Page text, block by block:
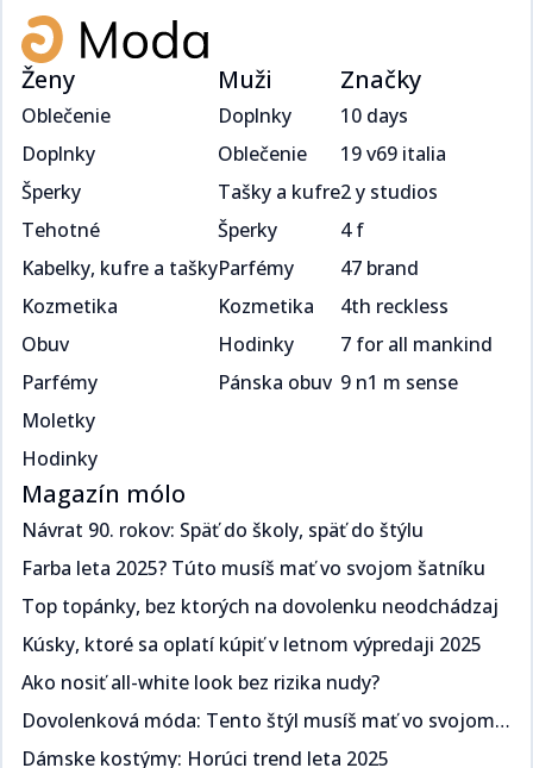
Ženy
Oblečenie
Doplnky
Šperky
Tehotné
Kabelky, kufre a tašky
Kozmetika
Obuv
Parfémy
Moletky
Hodinky
Muži
Doplnky
Oblečenie
Tašky a kufre
Šperky
Parfémy
Kozmetika
Hodinky
Pánska obuv
Značky
10 days
19 v69 italia
2 y studios
4 f
47 brand
4th reckless
7 for all mankind
9 n1 m sense
Magazín mólo
Návrat 90. rokov: Späť do školy, späť do štýlu​​​​‌ ‍ ​‍​‍‌‍ ‌ ​‍‌‍‍‌‌‍‌ ‌‍‍‌‌‍ ‍​‍​‍​ ‍‍​‍​‍‌ ​ ‌‍​‌‌‍ ‍‌‍‍‌‌ ‌​‌ ‍‌​‍ ‍‌‍‍‌‌‍ ​‍​‍​‍ ​​‍​‍‌‍‍​‌ ​‍‌‍‌‌‌‍‌‍​‍​‍​ ‍‍​‍​‍‌‍‍​‌ ‌​‌ ‌​‌ ​​​ ‍‍​‍ ​‍ ‌‍ ​‌‍ ‌‍​ ‌‍​‌‌‍ ​‌‍‍​‌‍ ‌ ​ ‌ ‌​​ ‍‍​ ​ ​ ​​​ ​​​ ​​​‍ ‌ ​ ‌ ‌​‌ ‌‌‌‍‌​‌‍‍‌‌‍ ​‍ ‌‍‍‌‌‍ ‍‌ ‌​‌‍‌‌‌‍ ‍‌ ‌​​‍ ‌‍‌‌‌‍‌​‌‍‍‌‌ ‌​​‍ ‌‍ ‌‌‍ ‌‍‌​‌‍‌‌​ ‌‌ ​​‌ ​‍‌‍‌‌‌ ​ ‌‍‌‌‌‍ ‍‌ ‌​‌‍​‌‌ ‌​‌‍‍‌‌‍ ‌‍ ‍​ ‍ ‌‍‍‌‌‍‌​​ ‌​ ​‍‌‍​ ‌‍​ ‌‍‌​​ ‍​​ ‍​​ ‌‌​ ​‌​‍ ‌​ ‍​​ ​ ‌‍​‌​ ​‌​‍ ‌​ ‌​‌‍‌​​ ​‌​ ​‍​‍ ‌‌‍​‌‌‍​‌​ ​​​ ​​​‍ ‌​ ‍‌​ ‌ ​ ​‌‌‍​ ​ ​‌​ ​‌‌‍​‍‌‍‌​​ ​‍‌‍‌​‌‍‌‍​ ‌ ​ ‍ ‌ ‌​‌ ‍‌‌ ​​‌‍‌‌​ ‌‌ ​​‌‍ ‌ ​ ‌ ‌​​ ‍ ‌ ​​‌‍​‌‌ ‌​‌‍‍​​ ‌‌ ‌​‌‍‍‌‌ ‌​‌‍ ​‌‍‌‌​ ‌‍​‍‌‍​‌‌ ​ ‌‍‌‌‌‌‌‌‌ ​‍‌‍ ​​ ‌‌‍‍​‌ ‌​‌ ‌​‌ ​​​‍‌‌​ ​ ‌​​‌​‍‌‌​ ​‍‌​‌‍​‍‌‌​ ​‍‌​‌‍‌‍ ​‌‍ ‌‍​ ‌‍​‌‌‍ ​‌‍‍​‌‍ ‌ ​ ‌ ‌​​‍‌‌​ ​ ‌​​‌​ ​ ​ ​​​ ​​​ ​​​‍‌‌​ ​‍‌​‌‍‌ ​ ‌ ‌​‌ ‌‌‌‍‌​‌‍‍‌‌‍ ​‍‌‍‌‍‍‌‌‍‌​​ ‌​ ​‍‌‍​ ‌‍​ ‌‍‌​​ ‍​​ ‍​​ ‌‌​ ​‌​‍ ‌​ ‍​​ ​ ‌‍​‌​ ​‌​‍ ‌​ ‌​‌‍‌​​ ​‌​ ​‍​‍ ‌‌‍​‌‌‍​‌​ ​​​ ​​​‍ ‌​ ‍‌​ ‌ ​ ​‌‌‍​ ​ ​‌​ ​‌‌‍​‍‌‍‌​​ ​‍‌‍‌​‌‍‌‍​ ‌ ​‍‌‍‌ ‌​‌ ‍‌‌ ​​‌‍‌‌​ ‌‌ ​​‌‍ ‌ ​ ‌ ‌​​‍‌‍‌ ​​‌‍​‌‌ ‌​‌‍‍​​ ‌‌ ‌​‌‍‍‌‌ ‌​‌‍ ​‌‍‌‌​‍‌‍‌ ​​‌‍‌‌‌ ​‍‌ ​ ‌ ​​‌‍‌‌‌‍​ ‌ ‌​‌‍‍‌‌ ‌‍‌‍‌‌​ ‌‌ ​​‌ ‌‌‌‍​‍‌‍ ​‌‍‍‌‌ ​ ‌‍‍​‌‍‌‌‌‍‌​​‍​‍‌ ‌
Farba leta 2025? Túto musíš mať vo svojom šatníku ​​​​‌ ‍ ​‍​‍‌‍ ‌ ​‍‌‍‍‌‌‍‌ ‌‍‍‌‌‍ ‍​‍​‍​ ‍‍​‍​‍‌ ​ ‌‍​‌‌‍ ‍‌‍‍‌‌ ‌​‌ ‍‌​‍ ‍‌‍‍‌‌‍ ​‍​‍​‍ ​​‍​‍‌‍‍​‌ ​‍‌‍‌‌‌‍‌‍​‍​‍​ ‍‍​‍​‍‌‍‍​‌ ‌​‌ ‌​‌ ​​​ ‍‍​‍ ​‍ ‌‍ ​‌‍ ‌‍​ ‌‍​‌‌‍ ​‌‍‍​‌‍ ‌ ​ ‌ ‌​​ ‍‍​ ​ ​ ​​​ ​​​ ​​​‍ ‌ ​ ‌ ‌​‌ ‌‌‌‍‌​‌‍‍‌‌‍ ​‍ ‌‍‍‌‌‍ ‍‌ ‌​‌‍‌‌‌‍ ‍‌ ‌​​‍ ‌‍‌‌‌‍‌​‌‍‍‌‌ ‌​​‍ ‌‍ ‌‌‍ ‌‍‌​‌‍‌‌​ ‌‌ ​​‌ ​‍‌‍‌‌‌ ​ ‌‍‌‌‌‍ ‍‌ ‌​‌‍​‌‌ ‌​‌‍‍‌‌‍ ‌‍ ‍​ ‍ ‌‍‍‌‌‍‌​​ ‌​ ​‌‌‍​‌​ ‌​​ ‌‍​ ​​‌‍​‌​ ​‍‌‍​‍​‍ ‌​ ‍​‌‍​‍‌‍​‍‌‍‌‍​‍ ‌​ ‌​‌‍‌‍​ ​​​ ​‍​‍ ‌‌‍​‌‌‍​‍​ ‌ ‌‍‌‍​‍ ‌‌‍‌‍​ ‍‌‌‍​ ‌‍​‍​ ‍‌​ ‍‌‌‍‌‌​ ​​‌‍‌‍​ ​ ‌‍‌​​ ​‍​ ‍ ‌ ‌​‌ ‍‌‌ ​​‌‍‌‌​ ‌‌ ​​‌‍ ‌ ​ ‌ ‌​​ ‍ ‌ ​​‌‍​‌‌ ‌​‌‍‍​​ ‌‌ ‌​‌‍‍‌‌ ‌​‌‍ ​‌‍‌‌​ ‌‍​‍‌‍​‌‌ ​ ‌‍‌‌‌‌‌‌‌ ​‍‌‍ ​​ ‌‌‍‍​‌ ‌​‌ ‌​‌ ​​​‍‌‌​ ​ ‌​​‌​‍‌‌​ ​‍‌​‌‍​‍‌‌​ ​‍‌​‌‍‌‍ ​‌‍ ‌‍​ ‌‍​‌‌‍ ​‌‍‍​‌‍ ‌ ​ ‌ ‌​​‍‌‌​ ​ ‌​​‌​ ​ ​ ​​​ ​​​ ​​​‍‌‌​ ​‍‌​‌‍‌ ​ ‌ ‌​‌ ‌‌‌‍‌​‌‍‍‌‌‍ ​‍‌‍‌‍‍‌‌‍‌​​ ‌​ ​‌‌‍​‌​ ‌​​ ‌‍​ ​​‌‍​‌​ ​‍‌‍​‍​‍ ‌​ ‍​‌‍​‍‌‍​‍‌‍‌‍​‍ ‌​ ‌​‌‍‌‍​ ​​​ ​‍​‍ ‌‌‍​‌‌‍​‍​ ‌ ‌‍‌‍​‍ ‌‌‍‌‍​ ‍‌‌‍​ ‌‍​‍​ ‍‌​ ‍‌‌‍‌‌​ ​​‌‍‌‍​ ​ ‌‍‌​​ ​‍​‍‌‍‌ ‌​‌ ‍‌‌ ​​‌‍‌‌​ ‌‌ ​​‌‍ ‌ ​ ‌ ‌​​‍‌‍‌ ​​‌‍​‌‌ ‌​‌‍‍​​ ‌‌ ‌​‌‍‍‌‌ ‌​‌‍ ​‌‍‌‌​‍‌‍‌ ​​‌‍‌‌‌ ​‍‌ ​ ‌ ​​‌‍‌‌‌‍​ ‌ ‌​‌‍‍‌‌ ‌‍‌‍‌‌​ ‌‌ ​​‌ ‌‌‌‍​‍‌‍ ​‌‍‍‌‌ ​ ‌‍‍​‌‍‌‌‌‍‌​​‍​‍‌ ‌
Top topánky, bez ktorých na dovolenku neodchádzaj​​​​‌ ‍ ​‍​‍‌‍ ‌ ​‍‌‍‍‌‌‍‌ ‌‍‍‌‌‍ ‍​‍​‍​ ‍‍​‍​‍‌ ​ ‌‍​‌‌‍ ‍‌‍‍‌‌ ‌​‌ ‍‌​‍ ‍‌‍‍‌‌‍ ​‍​‍​‍ ​​‍​‍‌‍‍​‌ ​‍‌‍‌‌‌‍‌‍​‍​‍​ ‍‍​‍​‍‌‍‍​‌ ‌​‌ ‌​‌ ​​​ ‍‍​‍ ​‍ ‌‍ ​‌‍ ‌‍​ ‌‍​‌‌‍ ​‌‍‍​‌‍ ‌ ​ ‌ ‌​​ ‍‍​ ​ ​ ​​​ ​​​ ​​​‍ ‌ ​ ‌ ‌​‌ ‌‌‌‍‌​‌‍‍‌‌‍ ​‍ ‌‍‍‌‌‍ ‍‌ ‌​‌‍‌‌‌‍ ‍‌ ‌​​‍ ‌‍‌‌‌‍‌​‌‍‍‌‌ ‌​​‍ ‌‍ ‌‌‍ ‌‍‌​‌‍‌‌​ ‌‌ ​​‌ ​‍‌‍‌‌‌ ​ ‌‍‌‌‌‍ ‍‌ ‌​‌‍​‌‌ ‌​‌‍‍‌‌‍ ‌‍ ‍​ ‍ ‌‍‍‌‌‍‌​​ ‌​ ​‌​ ‍‌​ ​‍‌‍​ ​ ‌ ​ ​‌​ ‌‌​ ​‍​‍ ‌‌‍​‌‌‍​‌​ ‍​‌‍​‍​‍ ‌​ ‌​​ ‌‌​ ‍‌‌‍‌‍​‍ ‌‌‍​‌​ ‍​​ ‌ ​ ‍​​‍ ‌​ ‍‌​ ‌ ​ ​​​ ‍‌‌‍​ ​ ‍​​ ‍‌​ ​‍​ ​​‌‍‌‍‌‍​‍‌‍‌‌​ ‍ ‌ ‌​‌ ‍‌‌ ​​‌‍‌‌​ ‌‌ ​​‌‍ ‌ ​ ‌ ‌​​ ‍ ‌ ​​‌‍​‌‌ ‌​‌‍‍​​ ‌‌ ‌​‌‍‍‌‌ ‌​‌‍ ​‌‍‌‌​ ‌‍​‍‌‍​‌‌ ​ ‌‍‌‌‌‌‌‌‌ ​‍‌‍ ​​ ‌‌‍‍​‌ ‌​‌ ‌​‌ ​​​‍‌‌​ ​ ‌​​‌​‍‌‌​ ​‍‌​‌‍​‍‌‌​ ​‍‌​‌‍‌‍ ​‌‍ ‌‍​ ‌‍​‌‌‍ ​‌‍‍​‌‍ ‌ ​ ‌ ‌​​‍‌‌​ ​ ‌​​‌​ ​ ​ ​​​ ​​​ ​​​‍‌‌​ ​‍‌​‌‍‌ ​ ‌ ‌​‌ ‌‌‌‍‌​‌‍‍‌‌‍ ​‍‌‍‌‍‍‌‌‍‌​​ ‌​ ​‌​ ‍‌​ ​‍‌‍​ ​ ‌ ​ ​‌​ ‌‌​ ​‍​‍ ‌‌‍​‌‌‍​‌​ ‍​‌‍​‍​‍ ‌​ ‌​​ ‌‌​ ‍‌‌‍‌‍​‍ ‌‌‍​‌​ ‍​​ ‌ ​ ‍​​‍ ‌​ ‍‌​ ‌ ​ ​​​ ‍‌‌‍​ ​ ‍​​ ‍‌​ ​‍​ ​​‌‍‌‍‌‍​‍‌‍‌‌​‍‌‍‌ ‌​‌ ‍‌‌ ​​‌‍‌‌​ ‌‌ ​​‌‍ ‌ ​ ‌ ‌​​‍‌‍‌ ​​‌‍​‌‌ ‌​‌‍‍​​ ‌‌ ‌​‌‍‍‌‌ ‌​‌‍ ​‌‍‌‌​‍‌‍‌ ​​‌‍‌‌‌ ​‍‌ ​ ‌ ​​‌‍‌‌‌‍​ ‌ ‌​‌‍‍‌‌ ‌‍‌‍‌‌​ ‌‌ ​​‌ ‌‌‌‍​‍‌‍ ​‌‍‍‌‌ ​ ‌‍‍​‌‍‌‌‌‍‌​​‍​‍‌ ‌
Kúsky, ktoré sa oplatí kúpiť v letnom výpredaji 2025​​​​‌ ‍ ​‍​‍‌‍ ‌ ​‍‌‍‍‌‌‍‌ ‌‍‍‌‌‍ ‍​‍​‍​ ‍‍​‍​‍‌ ​ ‌‍​‌‌‍ ‍‌‍‍‌‌ ‌​‌ ‍‌​‍ ‍‌‍‍‌‌‍ ​‍​‍​‍ ​​‍​‍‌‍‍​‌ ​‍‌‍‌‌‌‍‌‍​‍​‍​ ‍‍​‍​‍‌‍‍​‌ ‌​‌ ‌​‌ ​​​ ‍‍​‍ ​‍ ‌‍ ​‌‍ ‌‍​ ‌‍​‌‌‍ ​‌‍‍​‌‍ ‌ ​ ‌ ‌​​ ‍‍​ ​ ​ ​​​ ​​​ ​​​‍ ‌ ​ ‌ ‌​‌ ‌‌‌‍‌​‌‍‍‌‌‍ ​‍ ‌‍‍‌‌‍ ‍‌ ‌​‌‍‌‌‌‍ ‍‌ ‌​​‍ ‌‍‌‌‌‍‌​‌‍‍‌‌ ‌​​‍ ‌‍ ‌‌‍ ‌‍‌​‌‍‌‌​ ‌‌ ​​‌ ​‍‌‍‌‌‌ ​ ‌‍‌‌‌‍ ‍‌ ‌​‌‍​‌‌ ‌​‌‍‍‌‌‍ ‌‍ ‍​ ‍ ‌‍‍‌‌‍‌​​ ‌‌‍​‌‌‍​‍​ ​ ​ ‌​‌‍‌​‌‍‌‌​ ​ ‌‍‌​​‍ ‌​ ‍‌​ ​‌​ ‍‌​ ​‍​‍ ‌​ ‌​‌‍​‌​ ​‌​ ‍​​‍ ‌‌‍​‌​ ‌‌​ ‍​‌‍‌‌​‍ ‌‌‍‌‍​ ‌‌‌‍​‌‌‍​‌​ ​‌‌‍​ ​ ‍‌​ ‌ ‌‍‌​‌‍​‌​ ​​‌‍​ ​ ‍ ‌ ‌​‌ ‍‌‌ ​​‌‍‌‌​ ‌‌ ​​‌‍ ‌ ​ ‌ ‌​​ ‍ ‌ ​​‌‍​‌‌ ‌​‌‍‍​​ ‌‌ ‌​‌‍‍‌‌ ‌​‌‍ ​‌‍‌‌​ ‌‍​‍‌‍​‌‌ ​ ‌‍‌‌‌‌‌‌‌ ​‍‌‍ ​​ ‌‌‍‍​‌ ‌​‌ ‌​‌ ​​​‍‌‌​ ​ ‌​​‌​‍‌‌​ ​‍‌​‌‍​‍‌‌​ ​‍‌​‌‍‌‍ ​‌‍ ‌‍​ ‌‍​‌‌‍ ​‌‍‍​‌‍ ‌ ​ ‌ ‌​​‍‌‌​ ​ ‌​​‌​ ​ ​ ​​​ ​​​ ​​​‍‌‌​ ​‍‌​‌‍‌ ​ ‌ ‌​‌ ‌‌‌‍‌​‌‍‍‌‌‍ ​‍‌‍‌‍‍‌‌‍‌​​ ‌‌‍​‌‌‍​‍​ ​ ​ ‌​‌‍‌​‌‍‌‌​ ​ ‌‍‌​​‍ ‌​ ‍‌​ ​‌​ ‍‌​ ​‍​‍ ‌​ ‌​‌‍​‌​ ​‌​ ‍​​‍ ‌‌‍​‌​ ‌‌​ ‍​‌‍‌‌​‍ ‌‌‍‌‍​ ‌‌‌‍​‌‌‍​‌​ ​‌‌‍​ ​ ‍‌​ ‌ ‌‍‌​‌‍​‌​ ​​‌‍​ ​‍‌‍‌ ‌​‌ ‍‌‌ ​​‌‍‌‌​ ‌‌ ​​‌‍ ‌ ​ ‌ ‌​​‍‌‍‌ ​​‌‍​‌‌ ‌​‌‍‍​​ ‌‌ ‌​‌‍‍‌‌ ‌​‌‍ ​‌‍‌‌​‍‌‍‌ ​​‌‍‌‌‌ ​‍‌ ​ ‌ ​​‌‍‌‌‌‍​ ‌ ‌​‌‍‍‌‌ ‌‍‌‍‌‌​ ‌‌ ​​‌ ‌‌‌‍​‍‌‍ ​‌‍‍‌‌ ​ ‌‍‍​‌‍‌‌‌‍‌​​‍​‍‌ ‌
Ako nosiť all-white look bez rizika nudy?​​​​‌ ‍ ​‍​‍‌‍ ‌ ​‍‌‍‍‌‌‍‌ ‌‍‍‌‌‍ ‍​‍​‍​ ‍‍​‍​‍‌ ​ ‌‍​‌‌‍ ‍‌‍‍‌‌ ‌​‌ ‍‌​‍ ‍‌‍‍‌‌‍ ​‍​‍​‍ ​​‍​‍‌‍‍​‌ ​‍‌‍‌‌‌‍‌‍​‍​‍​ ‍‍​‍​‍‌‍‍​‌ ‌​‌ ‌​‌ ​​​ ‍‍​‍ ​‍ ‌‍ ​‌‍ ‌‍​ ‌‍​‌‌‍ ​‌‍‍​‌‍ ‌ ​ ‌ ‌​​ ‍‍​ ​ ​ ​​​ ​​​ ​​​‍ ‌ ​ ‌ ‌​‌ ‌‌‌‍‌​‌‍‍‌‌‍ ​‍ ‌‍‍‌‌‍ ‍‌ ‌​‌‍‌‌‌‍ ‍‌ ‌​​‍ ‌‍‌‌‌‍‌​‌‍‍‌‌ ‌​​‍ ‌‍ ‌‌‍ ‌‍‌​‌‍‌‌​ ‌‌ ​​‌ ​‍‌‍‌‌‌ ​ ‌‍‌‌‌‍ ‍‌ ‌​‌‍​‌‌ ‌​‌‍‍‌‌‍ ‌‍ ‍​ ‍ ‌‍‍‌‌‍‌​​ ‌‌‍‌‍​ ‌‌​ ‍‌​ ‍‌​ ‍​​ ‌‌‌‍‌‍​ ​ ​‍ ‌​ ‍‌‌‍​ ​ ​ ‌‍​‌​‍ ‌​ ‌​‌‍‌‌​ ‌​​ ​​​‍ ‌​ ‍​​ ‌ ​ ​‍‌‍‌‌​‍ ‌​ ‌​​ ​‌‌‍‌​‌‍‌‌‌‍‌‌‌‍​‍‌‍‌‌​ ​‌​ ‍‌‌‍‌‌​ ‌‍​ ‌ ​ ‍ ‌ ‌​‌ ‍‌‌ ​​‌‍‌‌​ ‌‌ ​​‌‍ ‌ ​ ‌ ‌​​ ‍ ‌ ​​‌‍​‌‌ ‌​‌‍‍​​ ‌‌ ‌​‌‍‍‌‌ ‌​‌‍ ​‌‍‌‌​ ‌‍​‍‌‍​‌‌ ​ ‌‍‌‌‌‌‌‌‌ ​‍‌‍ ​​ ‌‌‍‍​‌ ‌​‌ ‌​‌ ​​​‍‌‌​ ​ ‌​​‌​‍‌‌​ ​‍‌​‌‍​‍‌‌​ ​‍‌​‌‍‌‍ ​‌‍ ‌‍​ ‌‍​‌‌‍ ​‌‍‍​‌‍ ‌ ​ ‌ ‌​​‍‌‌​ ​ ‌​​‌​ ​ ​ ​​​ ​​​ ​​​‍‌‌​ ​‍‌​‌‍‌ ​ ‌ ‌​‌ ‌‌‌‍‌​‌‍‍‌‌‍ ​‍‌‍‌‍‍‌‌‍‌​​ ‌‌‍‌‍​ ‌‌​ ‍‌​ ‍‌​ ‍​​ ‌‌‌‍‌‍​ ​ ​‍ ‌​ ‍‌‌‍​ ​ ​ ‌‍​‌​‍ ‌​ ‌​‌‍‌‌​ ‌​​ ​​​‍ ‌​ ‍​​ ‌ ​ ​‍‌‍‌‌​‍ ‌​ ‌​​ ​‌‌‍‌​‌‍‌‌‌‍‌‌‌‍​‍‌‍‌‌​ ​‌​ ‍‌‌‍‌‌​ ‌‍​ ‌ ​‍‌‍‌ ‌​‌ ‍‌‌ ​​‌‍‌‌​ ‌‌ ​​‌‍ ‌ ​ ‌ ‌​​‍‌‍‌ ​​‌‍​‌‌ ‌​‌‍‍​​ ‌‌ ‌​‌‍‍‌‌ ‌​‌‍ ​‌‍‌‌​‍‌‍‌ ​​‌‍‌‌‌ ​‍‌ ​ ‌ ​​‌‍‌‌‌‍​ ‌ ‌​‌‍‍‌‌ ‌‍‌‍‌‌​ ‌‌ ​​‌ ‌‌‌‍​‍‌‍ ​‌‍‍‌‌ ​ ‌‍‍​‌‍‌‌‌‍‌​​‍​‍‌ ‌
Dovolenková móda: Tento štýl musíš mať vo svojom šatníku ​​​​‌ ‍ ​‍​‍‌‍ ‌ ​‍‌‍‍‌‌‍‌ ‌‍‍‌‌‍ ‍​‍​‍​ ‍‍​‍​‍‌ ​ ‌‍​‌‌‍ ‍‌‍‍‌‌ ‌​‌ ‍‌​‍ ‍‌‍‍‌‌‍ ​‍​‍​‍ ​​‍​‍‌‍‍​‌ ​‍‌‍‌‌‌‍‌‍​‍​‍​ ‍‍​‍​‍‌‍‍​‌ ‌​‌ ‌​‌ ​​​ ‍‍​‍ ​‍ ‌‍ ​‌‍ ‌‍​ ‌‍​‌‌‍ ​‌‍‍​‌‍ ‌ ​ ‌ ‌​​ ‍‍​ ​ ​ ​​​ ​​​ ​​​‍ ‌ ​ ‌ ‌​‌ ‌‌‌‍‌​‌‍‍‌‌‍ ​‍ ‌‍‍‌‌‍ ‍‌ ‌​‌‍‌‌‌‍ ‍‌ ‌​​‍ ‌‍‌‌‌‍‌​‌‍‍‌‌ ‌​​‍ ‌‍ ‌‌‍ ‌‍‌​‌‍‌‌​ ‌‌ ​​‌ ​‍‌‍‌‌‌ ​ ‌‍‌‌‌‍ ‍‌ ‌​‌‍​‌‌ ‌​‌‍‍‌‌‍ ‌‍ ‍​ ‍ ‌‍‍‌‌‍‌​​ ‌​ ​​​ ‌‌​ ​​‌‍‌‌​ ‍​‌‍‌​​ ​​‌‍‌‌​‍ ‌​ ​​​ ‍‌​ ‌ ​ ‍​​‍ ‌​ ‌​​ ​ ‌‍​ ​ ‌​​‍ ‌​ ‍‌‌‍​‌​ ‍‌​ ​​​‍ ‌​ ‍​​ ​‌​ ‍​​ ​‍​ ​​‌‍‌‌​ ​ ​ ​‌​ ​ ‌‍​ ​ ‍​​ ​‍​ ‍ ‌ ‌​‌ ‍‌‌ ​​‌‍‌‌​ ‌‌ ​​‌‍ ‌ ​ ‌ ‌​​ ‍ ‌ ​​‌‍​‌‌ ‌​‌‍‍​​ ‌‌ ‌​‌‍‍‌‌ ‌​‌‍ ​‌‍‌‌​ ‌‍​‍‌‍​‌‌ ​ ‌‍‌‌‌‌‌‌‌ ​‍‌‍ ​​ ‌‌‍‍​‌ ‌​‌ ‌​‌ ​​​‍‌‌​ ​ ‌​​‌​‍‌‌​ ​‍‌​‌‍​‍‌‌​ ​‍‌​‌‍‌‍ ​‌‍ ‌‍​ ‌‍​‌‌‍ ​‌‍‍​‌‍ ‌ ​ ‌ ‌​​‍‌‌​ ​ ‌​​‌​ ​ ​ ​​​ ​​​ ​​​‍‌‌​ ​‍‌​‌‍‌ ​ ‌ ‌​‌ ‌‌‌‍‌​‌‍‍‌‌‍ ​‍‌‍‌‍‍‌‌‍‌​​ ‌​ ​​​ ‌‌​ ​​‌‍‌‌​ ‍​‌‍‌​​ ​​‌‍‌‌​‍ ‌​ ​​​ ‍‌​ ‌ ​ ‍​​‍ ‌​ ‌​​ ​ ‌‍​ ​ ‌​​‍ ‌​ ‍‌‌‍​‌​ ‍‌​ ​​​‍ ‌​ ‍​​ ​‌​ ‍​​ ​‍​ ​​‌‍‌‌​ ​ ​ ​‌​ ​ ‌‍​ ​ ‍​​ ​‍​‍‌‍‌ ‌​‌ ‍‌‌ ​​‌‍‌‌​ ‌‌ ​​‌‍ ‌ ​ ‌ ‌​​‍‌‍‌ ​​‌‍​‌‌ ‌​‌‍‍​​ ‌‌ ‌​‌‍‍‌‌ ‌​‌‍ ​‌‍‌‌​‍‌‍‌ ​​‌‍‌‌‌ ​‍‌ ​ ‌ ​​‌‍‌‌‌‍​ ‌ ‌​‌‍‍‌‌ ‌‍‌‍‌‌​ ‌‌ ​​‌ ‌‌‌‍​‍‌‍ ​‌‍‍‌‌ ​ ‌‍‍​‌‍‌‌‌‍‌​​‍​‍‌ ‌
Dámske kostýmy: Horúci trend leta 2025 ​​​​‌ ‍ ​‍​‍‌‍ ‌ ​‍‌‍‍‌‌‍‌ ‌‍‍‌‌‍ ‍​‍​‍​ ‍‍​‍​‍‌ ​ ‌‍​‌‌‍ ‍‌‍‍‌‌ ‌​‌ ‍‌​‍ ‍‌‍‍‌‌‍ ​‍​‍​‍ ​​‍​‍‌‍‍​‌ ​‍‌‍‌‌‌‍‌‍​‍​‍​ ‍‍​‍​‍‌‍‍​‌ ‌​‌ ‌​‌ ​​​ ‍‍​‍ ​‍ ‌‍ ​‌‍ ‌‍​ ‌‍​‌‌‍ ​‌‍‍​‌‍ ‌ ​ ‌ ‌​​ ‍‍​ ​ ​ ​​​ ​​​ ​​​‍ ‌ ​ ‌ ‌​‌ ‌‌‌‍‌​‌‍‍‌‌‍ ​‍ ‌‍‍‌‌‍ ‍‌ ‌​‌‍‌‌‌‍ ‍‌ ‌​​‍ ‌‍‌‌‌‍‌​‌‍‍‌‌ ‌​​‍ ‌‍ ‌‌‍ ‌‍‌​‌‍‌‌​ ‌‌ ​​‌ ​‍‌‍‌‌‌ ​ ‌‍‌‌‌‍ ‍‌ ‌​‌‍​‌‌ ‌​‌‍‍‌‌‍ ‌‍ ‍​ ‍ ‌‍‍‌‌‍‌​​ ‌​ ​‌​ ‍​​ ‍‌​ ​‌​ ‌​​ ‌‍‌‍‌​‌‍‌​​‍ ‌‌‍‌‌​ ‌ ​ ‌‌​ ‌​​‍ ‌​ ‌​​ ​‍​ ‌‍‌‍‌‍​‍ ‌​ ‍​​ ‌​‌‍‌‍​ ‌ ​‍ ‌​ ​‌‌‍‌​​ ‍‌​ ‌‌‌‍‌‍​ ​ ​ ​ ​ ​‍​ ​​​ ‌‌‌‍‌‍‌‍‌‍​ ‍ ‌ ‌​‌ ‍‌‌ ​​‌‍‌‌​ ‌‌ ​​‌‍ ‌ ​ ‌ ‌​​ ‍ ‌ ​​‌‍​‌‌ ‌​‌‍‍​​ ‌‌ ‌​‌‍‍‌‌ ‌​‌‍ ​‌‍‌‌​ ‌‍​‍‌‍​‌‌ ​ ‌‍‌‌‌‌‌‌‌ ​‍‌‍ ​​ ‌‌‍‍​‌ ‌​‌ ‌​‌ ​​​‍‌‌​ ​ ‌​​‌​‍‌‌​ ​‍‌​‌‍​‍‌‌​ ​‍‌​‌‍‌‍ ​‌‍ ‌‍​ ‌‍​‌‌‍ ​‌‍‍​‌‍ ‌ ​ ‌ ‌​​‍‌‌​ ​ ‌​​‌​ ​ ​ ​​​ ​​​ ​​​‍‌‌​ ​‍‌​‌‍‌ ​ ‌ ‌​‌ ‌‌‌‍‌​‌‍‍‌‌‍ ​‍‌‍‌‍‍‌‌‍‌​​ ‌​ ​‌​ ‍​​ ‍‌​ ​‌​ ‌​​ ‌‍‌‍‌​‌‍‌​​‍ ‌‌‍‌‌​ ‌ ​ ‌‌​ ‌​​‍ ‌​ ‌​​ ​‍​ ‌‍‌‍‌‍​‍ ‌​ ‍​​ ‌​‌‍‌‍​ ‌ ​‍ ‌​ ​‌‌‍‌​​ ‍‌​ ‌‌‌‍‌‍​ ​ ​ ​ ​ ​‍​ ​​​ ‌‌‌‍‌‍‌‍‌‍​‍‌‍‌ ‌​‌ ‍‌‌ ​​‌‍‌‌​ ‌‌ ​​‌‍ ‌ ​ ‌ ‌​​‍‌‍‌ ​​‌‍​‌‌ ‌​‌‍‍​​ ‌‌ ‌​‌‍‍‌‌ ‌​‌‍ ​‌‍‌‌​‍‌‍‌ ​​‌‍‌‌‌ ​‍‌ ​ ‌ ​​‌‍‌‌‌‍​ ‌ ‌​‌‍‍‌‌ ‌‍‌‍‌‌​ ‌‌ ​​‌ ‌‌‌‍​‍‌‍ ​‌‍‍‌‌ ​ ‌‍‍​‌‍‌‌‌‍‌​​‍​‍‌ ‌